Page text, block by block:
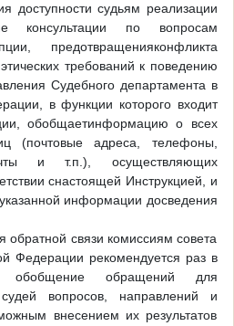
доступности судьям реализации
консультации по вопросам
предотвращенияконфликта
требований к поведению
Судебного департамента в
в функции которого входит
обобщаетинформацию о всех
(почтовые адреса, телефоны,
и т.п.), осуществляющих
снастоящей Инструкцией, и
информации досведения
обратной связи комиссиям совета
Федерации рекомендуется раз в
обобщение обращений для
вопросов, направлений и
внесением их результатов